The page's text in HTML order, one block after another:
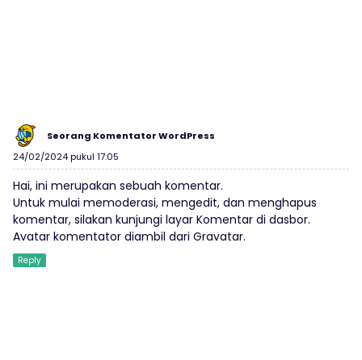
Seorang Komentator WordPress
24/02/2024 pukul 17:05
Hai, ini merupakan sebuah komentar.
Untuk mulai memoderasi, mengedit, dan menghapus
komentar, silakan kunjungi layar Komentar di dasbor.
Avatar komentator diambil dari Gravatar.
Reply